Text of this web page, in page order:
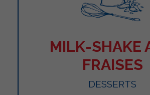
MILK-SHAKE
FRAISES
DESSERTS